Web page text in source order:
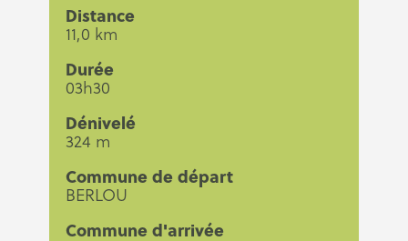
Distance
11,0 km
Durée
03h30
Dénivelé
324 m
Commune de départ
BERLOU
Commune d'arrivée